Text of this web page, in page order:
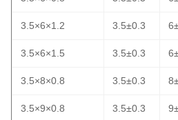
3.5×6×1.2 3.5±0.3
3.5×6×1.5 3.5±0.3
3.5×8×0.8 3.5±0.3
3.5×9×0.8 3.5±0.3